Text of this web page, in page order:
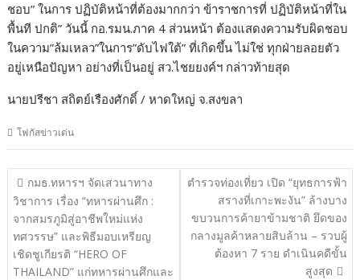
ชอบ” ในการ ปฏิบัติหน้าที่ต้องมากกว่า ข้าราชการที่ ปฏิบัติหน้าที่ใน
พื้นที ปกติ” วันนี้ กอ.รมน.ภาค 4 ส่วนหน้า ต้องแสดงความรับผิดชอบ
ในความ”ล้มเหลว”ในการ”ดับไฟใต้” ที่เกิดขึ้น ไม่ใช่ ทุกฝ่ายลอยตัว
อยู่เหนือปัญหา อย่างที่เป็นอยู่ สว.ไชยยงค์ฯ กล่าวท้ายสุด
นายปรีชา สถิตย์เรืองศักดิ์ / หาดใหญ่ จ.สงขลา
โฟกัสข่าวเด่น
แนะแนว
เรื่อง
กมธ.ทหารฯ จัดเสวนาทาง
วิชาการ เรื่อง “ทหารผ่านศึก :
จากสมรภูมิสู่อาชีพใหม่แห่ง
ทศวรรษ” และพิธีมอบเหรียญ
เชิดชูเกียรติ “HERO OF
THAILAND” แก่ทหารผ่านศึกและ
ตำรวจท่องเที่ยว เปิด “ยุทธการฟ้า
สรางที่เกาะพะงัน” ล้างบาง
ขบวนการค้ายาข้ามชาติ ยึดของ
กลางมูลค้าหลายสิบล้าน – รวบผู้
ต้องหา 7 ราย ดำเนินคดีขั้น
สูงสุด